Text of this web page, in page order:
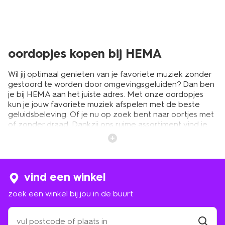
oordopjes kopen bij HEMA
Wil jij optimaal genieten van je favoriete muziek zonder
gestoord te worden door omgevingsgeluiden? Dan ben
je bij HEMA aan het juiste adres. Met onze oordopjes
kun je jouw favoriete muziek afspelen met de beste
geluidsbeleving. Of je nu op zoek bent naar oortjes met
of zonder draad. Dankzij ons ruime assortiment vind je
vast en zeker jouw favoriet. De oordopjes zijn gemaakt
van de beste materialen en zijn ontworpen om
verschillende soorten goedkope
oordopjes
vind een winkel
zoek een winkel bij jou in de buurt
zoek
een